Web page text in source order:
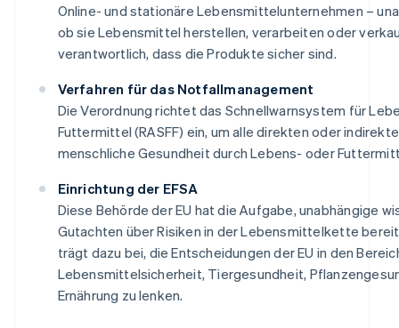
Online- und stationäre Lebensmittelunternehmen –
ob sie Lebensmittel herstellen, verarbeiten oder
verantwortlich, dass die Produkte sicher sind.
Verfahren für das Notfallmanagement
Die Verordnung richtet das Schnellwarnsystem für
Futtermittel (RASFF) ein, um alle direkten oder
menschliche Gesundheit durch Lebens- oder
Einrichtung der EFSA
Diese Behörde der EU hat die Aufgabe, unabhängige
Gutachten über Risiken in der Lebensmittelkette
trägt dazu bei, die Entscheidungen der EU in den
Lebensmittelsicherheit, Tiergesundheit,
Ernährung zu lenken.